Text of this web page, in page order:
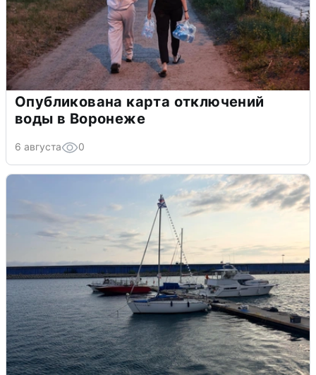
Опубликована карта отключений
воды в Воронеже
6 августа 0